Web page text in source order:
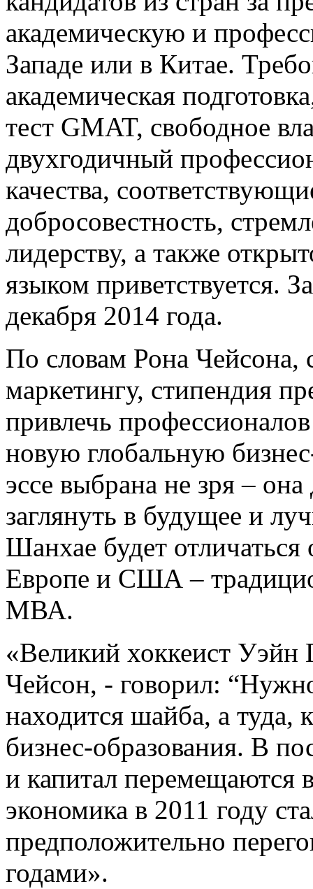
академическую и
Западе или в Китае.
академическая
тест GMAT, свободное
двухгодичный
качества,
добросовестность,
лидерству, а также
языком приветствуется.
декабря 2014 года.
По словам Рона Чейсона,
маркетингу, стипендия
привлечь
новую глобальную
эссе выбрана не зря –
заглянуть в будущее и
Шанхае будет
Европе и США –
МВА.
«Великий хоккеист Уэйн
Чейсон, - говорил:
находится шайба, а туда,
бизнес-образования. В
и капитал перемещаются
экономика в 2011 году
предположительно
годами».